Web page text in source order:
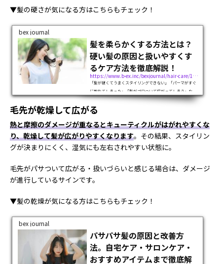
▼髪の硬さが気になる方はこちらもチェック！
bex journal
髪を柔らかくする方法とは？
硬い髪の原因と扱いやすくす
るケア方法を徹底解説！
https://www.b-ex.inc/bexjournal/hair-care/126556
「髪が硬くてうまくスタイリングできない」「パーマがすぐ
に取れてしまった」「髪がゴワついて広がってしまう」な
ど、硬く扱いにくい髪にお悩みの方も多いのではないでしょ
うか。実は、髪の硬さは生まれつきの髪質だけでなく、ヘア
毛先が乾燥して広がる
熱と摩擦のダメージが重なるとキューティクルがはがれやすくな
り、乾燥して髪が広がりやすくなります。その結果、スタイリン
グが決まりにくく、湿気にも左右されやすい状態に。
毛先がパサついて広がる・扱いづらいと感じる場合は、ダメージ
が進行しているサインです。
▼髪の乾燥が気になる方はこちらもチェック！
bex journal
パサパサ髪の原因と改善方
法。自宅ケア・サロンケア・
おすすめアイテムまで徹底解